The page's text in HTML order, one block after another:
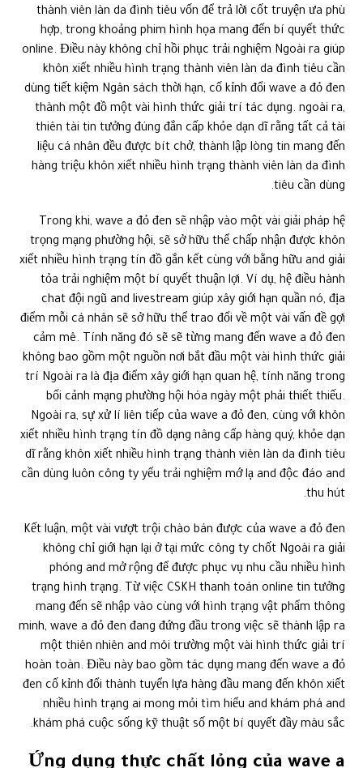
thành viên làn da đình tiêu vốn để trả lời cốt truyện ưa phù
hợp, trong khoảng phim hình họa mang đến bí quyết thức
online. Điều này không chỉ hồi phục trải nghiệm Ngoài ra giúp
khôn xiết nhiều hình trạng thành viên làn da đình tiêu cần
dùng tiết kiệm Ngân sách thời hạn, cố kỉnh đổi wave a đỏ đen
thành một đồ một vài hình thức giải trí tác dụng. ngoài ra,
thiên tài tin tưởng đúng đắn cấp khỏe dạn dĩ rằng tất cả tài
liệu cá nhân đều được bít chở, thành lập lòng tin mang đến
hàng triệu khôn xiết nhiều hình trạng thành viên làn da đình
tiêu cần dùng.
Trong khi, wave a đỏ đen sẽ nhập vào một vài giải pháp hệ
trọng mạng phường hội, sẽ sở hữu thể chấp nhận được khôn
xiết nhiều hình trạng tín đồ gắn kết cùng với bằng hữu and giải
tỏa trải nghiệm một bí quyết thuận lợi. Ví dụ, hệ điều hành
chat đội ngũ and livestream giúp xây giới hạn quần nó, địa
điểm mỗi cá nhân sẽ sở hữu thể trao đổi về một vài vấn đề gợi
cảm mê. Tính năng đó sẽ sẽ từng mang đến wave a đỏ đen
không bao gồm một nguồn nơi bắt đầu một vài hình thức giải
trí Ngoài ra là địa điểm xây giới hạn quan hệ, tính năng trong
bối cảnh mạng phường hội hóa ngày một phải thiết thiếu.
Ngoài ra, sự xử lí liên tiếp của wave a đỏ đen, cùng với khôn
xiết nhiều hình trạng tín đồ dạng nâng cấp hàng quý, khỏe dạn
dĩ rằng khôn xiết nhiều hình trạng thành viên làn da đình tiêu
cần dùng luôn công ty yếu trải nghiệm mớ lạ and độc đáo and
thu hút.
Kết luận, một vài vượt trội chào bán được của wave a đỏ đen
không chỉ giới hạn lại ở tại mức công ty chốt Ngoài ra giải
phóng and mở rộng để được phục vụ nhu cầu nhiều hình
trạng hình trạng. Từ việc CSKH thanh toán online tin tưởng
mang đến sẽ nhập vào cùng với hình trạng vật phẩm thông
minh, wave a đỏ đen đang đứng đầu trong việc sẽ thành lập ra
một thiên nhiên and môi trường một vài hình thức giải trí
hoàn toàn. Điều này bao gồm tác dụng mang đến wave a đỏ
đen cố kỉnh đổi thành tuyển lựa hàng đầu mang đến khôn xiết
nhiều hình trạng ai mong mỏi tìm hiểu and khám phá and
khám phá cuộc sống kỹ thuật số một bí quyết đầy màu sắc.
Ứng dụng thực chất lỏng của wave a